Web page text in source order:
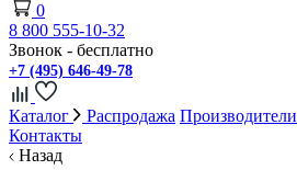
0
8 800 555-10-32
Звонок - бесплатно
+7 (495) 646-49-78
Каталог Распродажа Производители
Контакты
Назад